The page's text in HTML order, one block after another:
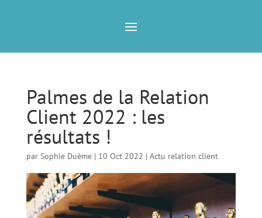
Palmes de la Relation
Client 2022 : les
résultats !
par Sophie Duême| 10 Oct 2022 | Actu relation client